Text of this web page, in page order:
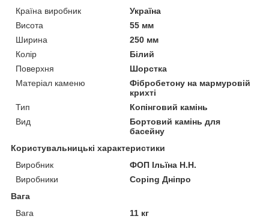
Країна виробник
Україна
Висота
55 мм
Ширина
250 мм
Колір
Білий
Поверхня
Шорстка
Матеріал каменю
Фібробетону на мармуровій
крихті
Тип
Копінговий камінь
Вид
Бортовий камінь для
басейну
Користувальницькі характеристики
Виробник
ФОП Ільїна Н.Н.
Виробники
Coping Дніпро
Вага
Вага
11 кг